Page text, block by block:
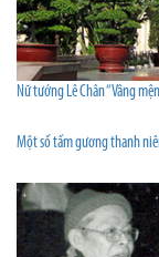
Nữ tướng Lê Chân “Vâng
Một số tấm gương thanh